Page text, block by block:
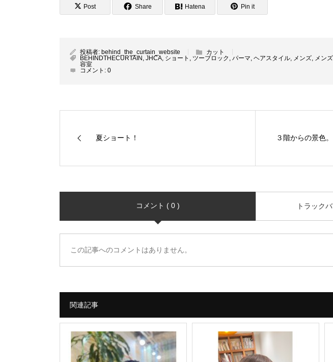
Post Share Hatena Pin it
投稿者: behind_the_curtain_website
カット
BEHINDTHECURTAIN JHCA ショート ツーブロック パーマ ヘアスタイル メンズ メン
容室
コメント: 0
夏ショート！ ３階からの景色。
コメント ( 0 ) トラック
この記事へのコメントはありません。
関連記事